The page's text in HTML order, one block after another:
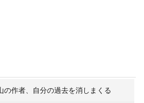
の作者、自分の過去を消しまくる